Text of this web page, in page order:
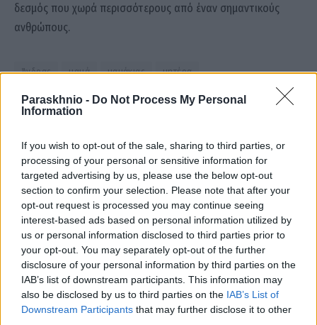
Paraskhnio - Do Not Process My Personal
Information
If you wish to opt-out of the sale, sharing to third parties, or
processing of your personal or sensitive information for
targeted advertising by us, please use the below opt-out
section to confirm your selection. Please note that after your
opt-out request is processed you may continue seeing
interest-based ads based on personal information utilized by
us or personal information disclosed to third parties prior to
your opt-out. You may separately opt-out of the further
disclosure of your personal information by third parties on the
IAB’s list of downstream participants. This information may
also be disclosed by us to third parties on the IAB’s List of
Downstream Participants that may further disclose it to other
δεσμός που χωρά περισσότερους από έναν σημαντικούς
ανθρώπους.
Άνδρας μαμά μαμάκιας μητέρα
ΠΡΟΗΓΟΎΜΕΝΟ ΆΡΘΡΟ
Διπλό έγκλημα στο Αίγιο: Ο
δράστης δολοφόνησε πρώτα
τον γιό και μετά τη μητέρα –
Τα ευρήματα της ΕΛΑΣ (video)
ΕΠΌΜΕΝΟ ΆΡΘΡΟ
Φωτιά τώρα κοντά στα Πεύκα
Θεσσαλονίκης – Σηκώθηκαν
και εναέρια
Χρήστος Μυτιλινιός